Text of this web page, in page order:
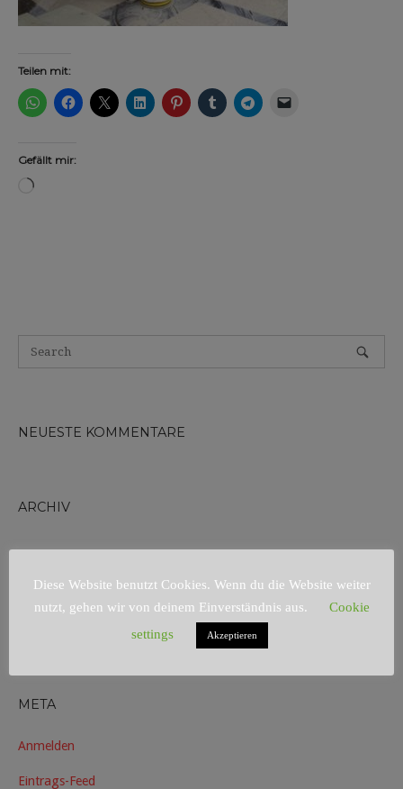
Teilen mit:
Gefällt mir:
Wird
NEUESTE KOMMENTARE
ARCHIV
KATEGORIEN
META
Anmelden
Eintrags-Feed
Diese Website benutzt Cookies. Wenn du die Website weiter
nutzt, gehen wir von deinem Einverständnis aus.
Cookie
settings
Akzeptieren